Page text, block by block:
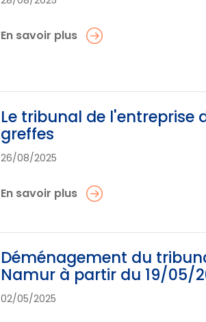
En savoir plus
Le tribunal de l'entreprise
greffes
26/08/2025
En savoir plus
Déménagement du
Namur à partir du 19/05/
02/05/2025